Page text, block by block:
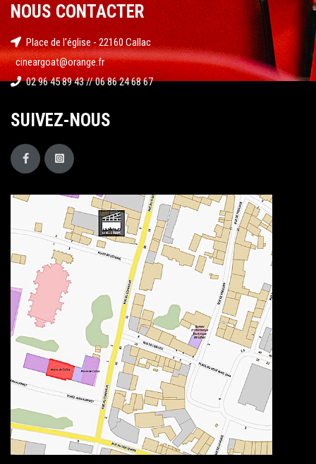
NOUS CONTACTER
Place de l'église - 22160 Callac
cineargoat@orange.fr
02 96 45 89 43 // 06 86 24 68 67
SUIVEZ-NOUS